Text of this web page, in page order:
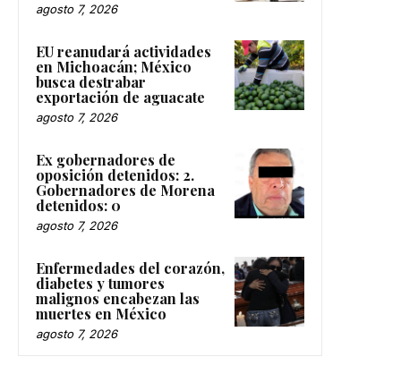
agosto 7, 2026
EU reanudará actividades
en Michoacán; México
busca destrabar
exportación de aguacate
agosto 7, 2026
Ex gobernadores de
oposición detenidos: 2.
Gobernadores de Morena
detenidos: 0
agosto 7, 2026
Enfermedades del corazón,
diabetes y tumores
malignos encabezan las
muertes en México
agosto 7, 2026